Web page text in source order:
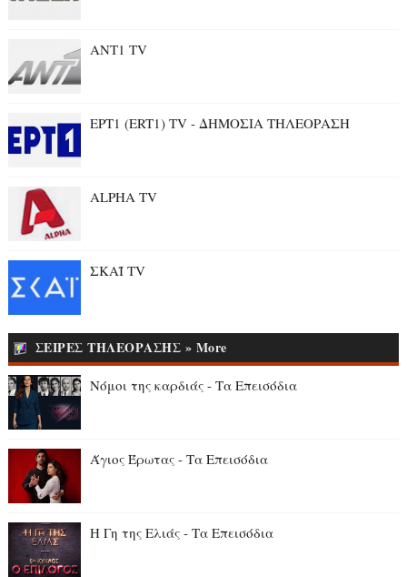
ANT1 TV
ΕΡΤ1 (ERT1) TV - ΔΗΜΟΣΙΑ ΤΗΛΕΟΡΑΣΗ
ALPHA TV
ΣΚΑΪ TV
ΣΕΙΡΕΣ ΤΗΛΕΟΡΑΣΗΣ » More
Νόμοι της καρδιάς - Τα Επεισόδια
Άγιος Έρωτας - Τα Επεισόδια
Η Γη της Ελιάς - Τα Επεισόδια